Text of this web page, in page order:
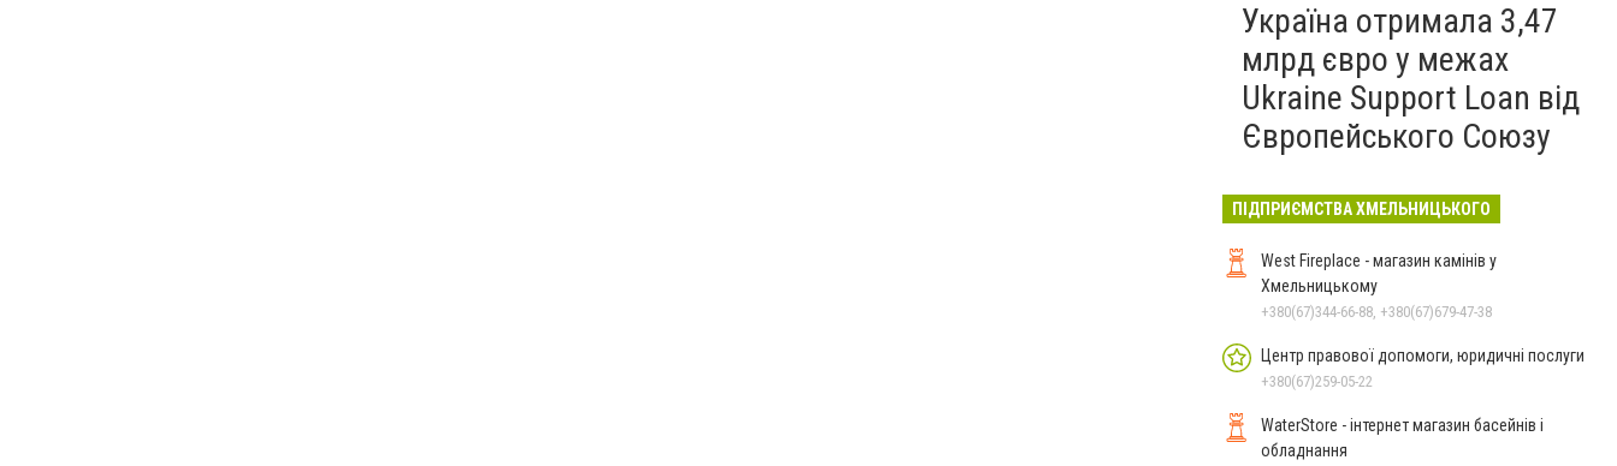
Україна отримала 3,47
млрд євро у межах
Ukraine Support Loan від
Європейського Союзу
ПІДПРИЄМСТВА ХМЕЛЬНИЦЬКОГО
West Fireplace - магазин камінів у
Хмельницькому
+380(67)344-66-88, +380(67)679-47-38
Центр правової допомоги, юридичні послуги
+380(67)259-05-22
WaterStore - інтернет магазин басейнів і
обладнання